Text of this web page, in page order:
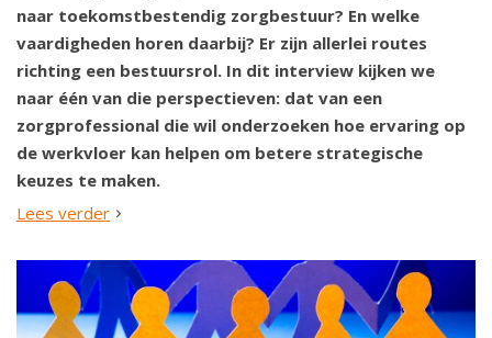
naar toekomstbestendig zorgbestuur? En welke
vaardigheden horen daarbij? Er zijn allerlei routes
richting een bestuursrol. In dit interview kijken we
naar één van die perspectieven: dat van een
zorgprofessional die wil onderzoeken hoe ervaring op
de werkvloer kan helpen om betere strategische
keuzes te maken.
Lees verder